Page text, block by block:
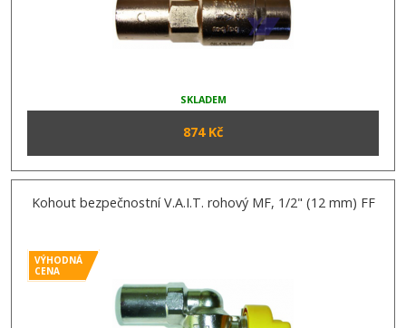
SKLADEM
874 Kč
Kohout bezpečnostní V.A.I.T. rohový MF, 1/2" (12 mm) FF
VÝHODNÁ
CENA